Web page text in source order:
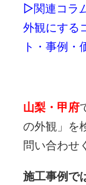
▷関連コラ
外観にする
ト・事例・
山梨・甲府
の外観」を
問い合わせ
施工事例で